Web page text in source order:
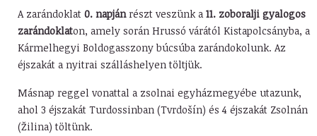
A zarándoklat 0. napjánrészt veszünk a 11. zoboralji gyalogos
zarándoklaton, amely során Hrussó várától Kistapolcsányba, a
Kármelhegyi Boldogasszony búcsúba zarándokolunk. Az
éjszakát a nyitrai szálláshelyen töltjük.
Másnap reggel vonattal a zsolnai egyházmegyébe utazunk,
ahol 3 éjszakát Turdossinban (Tvrdošín) és 4 éjszakát Zsolnán
(Žilina) töltünk.